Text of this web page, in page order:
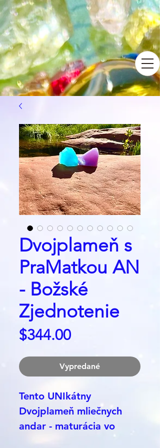
Dvojplameň s
PraMatkou AN
- Božské
Zjednotenie
$344.00Price
Vypredané
Tento UNIkátny
Dvojplameň mliečnych
andar - maturácia vo